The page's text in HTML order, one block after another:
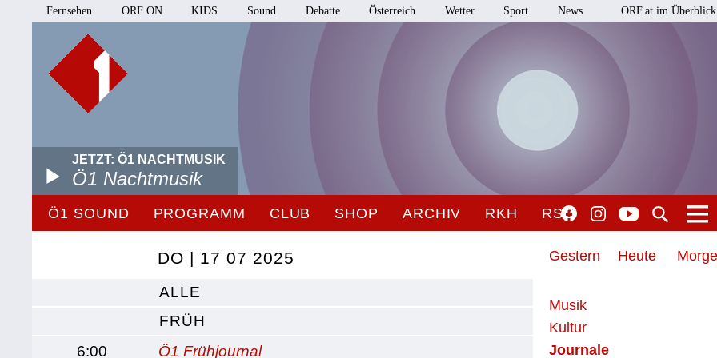
Fernsehen ORF ON KIDS Sound Debatte Österreich Wetter Sport News ORF.at im Überblick
JETZT: Ö1 NACHTMUSIK
Ö1 Nachtmusik
Ö1 SOUND PROGRAMM CLUB SHOP ARCHIV RKH RSO
Gestern Heute
Musik
Kultur
Journale
DO | 17 07 2025
ALLE
FRÜH
6:00
Ö1 Frühjournal